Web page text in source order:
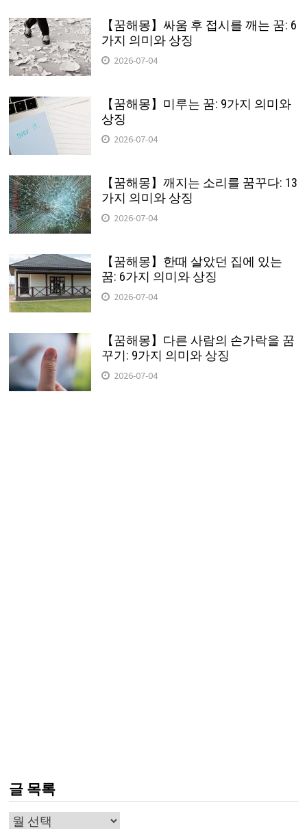
【꿈해몽】싸움 후 접시를 깨는 꿈: 6
가지 의미와 상징
2026-07-04
【꿈해몽】미루는 꿈: 9가지 의미와
상징
2026-07-04
【꿈해몽】깨지는 소리를 꿈꾸다: 13
가지 의미와 상징
2026-07-04
【꿈해몽】한때 살았던 집에 있는
꿈: 6가지 의미와 상징
2026-07-04
【꿈해몽】다른 사람의 손가락을 꿈
꾸기: 9가지 의미와 상징
2026-07-04
글 목록
글